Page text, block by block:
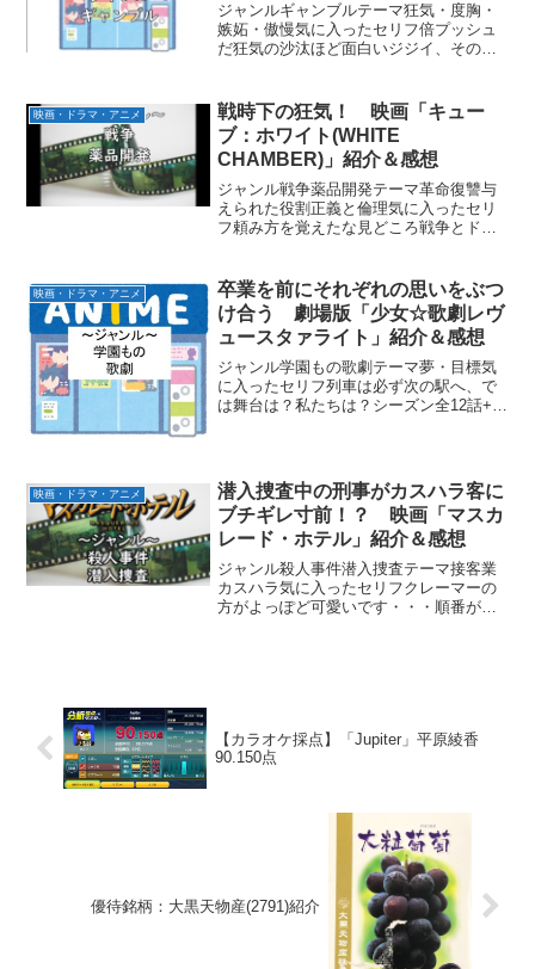
ジャンルギャンブルテーマ狂気・度胸・
嫉妬・傲慢気に入ったセリフ倍プッシュ
だ狂気の沙汰ほど面白いジジイ、その牌
人は理は避けられても偶然までは避けら
れないそんなことにはなら...
映画・ドラマ・アニメ
戦時下の狂気！ 映画「キュー
ブ：ホワイト(WHITE
CHAMBER)」紹介＆感想
ジャンル戦争薬品開発テーマ革命復讐与
えられた役割正義と倫理気に入ったセリ
フ頼み方を覚えたな見どころ戦争とドラ
監禁されていた。女性は「クライスラー
博士」とその白い部屋につ...
映画・ドラマ・アニメ
卒業を前にそれぞれの思いをぶつ
け合う 劇場版「少女☆歌劇レヴ
ュースタァライト」紹介＆感想
ジャンル学園もの歌劇テーマ夢・目標気
に入ったセリフ列車は必ず次の駅へ、で
は舞台は？私たちは？シーズン全12話+劇
が自身の進路につ...
映画・ドラマ・アニメ
潜入捜査中の刑事がカスハラ客に
ブチギレ寸前！？ 映画「マスカ
レード・ホテル」紹介＆感想
ジャンル殺人事件潜入捜査テーマ接客業
カスハラ気に入ったセリフクレーマーの
方がよっぽど可愛いです・・・順番が来
【カラオケ採点】「Jupiter」平原綾香
90.150点
優待銘柄：大黒天物産(2791)紹介